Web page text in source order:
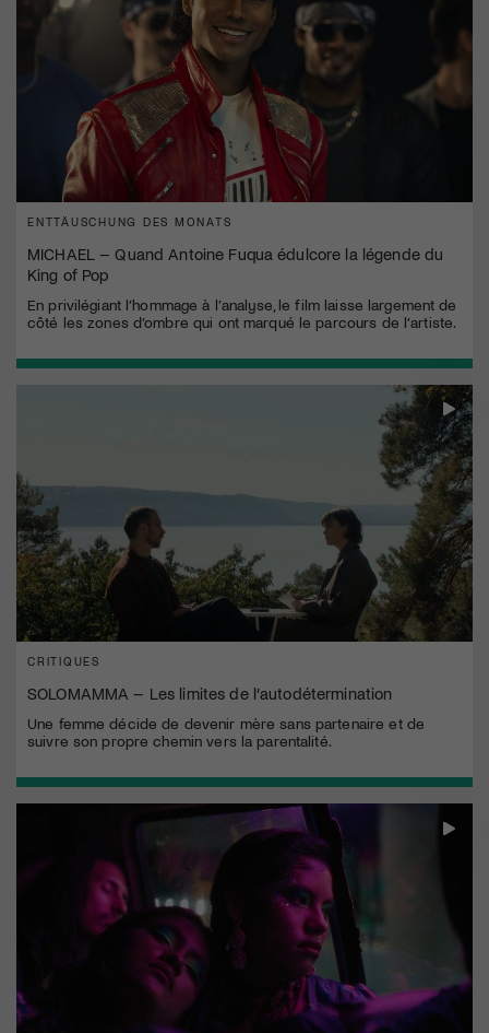
ENTTÄUSCHUNG DES MONATS
MICHAEL – Quand Antoine Fuqua édulcore la légende du
King of Pop
En privilégiant l’hommage à l’analyse, le film laisse largement de
côté les zones d’ombre qui ont marqué le parcours de l’artiste.
CRITIQUES
SOLOMAMMA – Les limites de l’autodétermination
Une femme décide de devenir mère sans partenaire et de
suivre son propre chemin vers la parentalité.